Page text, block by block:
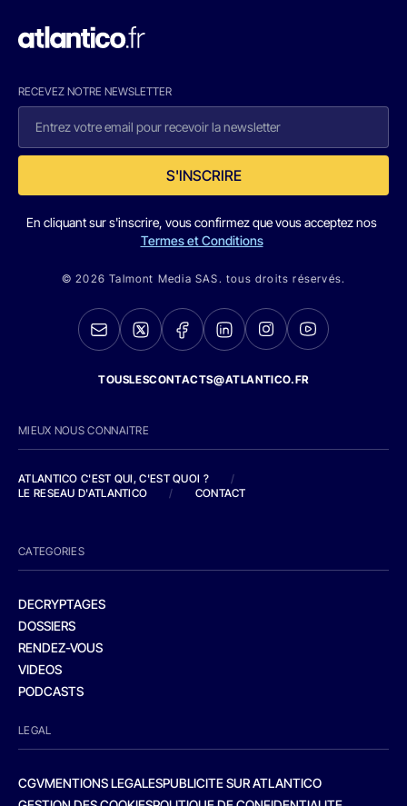
RECEVEZ NOTRE NEWSLETTER
S'INSCRIRE
En cliquant sur s'inscrire, vous confirmez que vous acceptez nos
Termes et Conditions
© 2026 Talmont Media SAS. tous droits réservés.
TOUSLESCONTACTS@ATLANTICO.FR
MIEUX NOUS CONNAITRE
ATLANTICO C'EST QUI, C'EST QUOI ?
/
LE RESEAU D'ATLANTICO
/ CONTACT
CATEGORIES
DECRYPTAGES
DOSSIERS
RENDEZ-VOUS
VIDEOS
PODCASTS
LEGAL
CGVMENTIONS LEGALESPUBLICITE SUR ATLANTICO